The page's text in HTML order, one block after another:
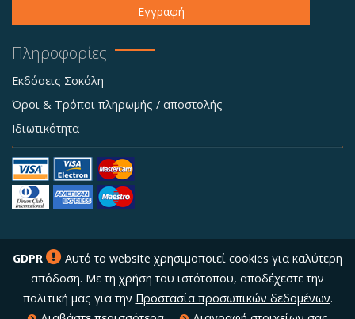
Εγγραφή
Πληροφορίες
Εκδόσεις Σοκόλη
Όροι & Τρόποι πληρωμής / αποστολής
Ιδιωτικότητα
GDPR
Αυτό το website χρησιμοποιεί cookies για καλύτερη
απόδοση. Με τη χρήση του ιστότοπου, αποδέχεστε την
πολιτική μας για την Προστασία προσωπικών δεδομένων.